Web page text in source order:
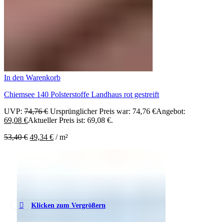
Klicken zum Vergrößern
In den Warenkorb
Chiemsee 140 Polsterstoffe Landhaus rot gestreift
UVP: 74,76€ Ursprünglicher Preis war: 74,76 €Angebot:
69,08 €Aktueller Preis ist: 69,08 €.
53,40€ 49,34 € /m²